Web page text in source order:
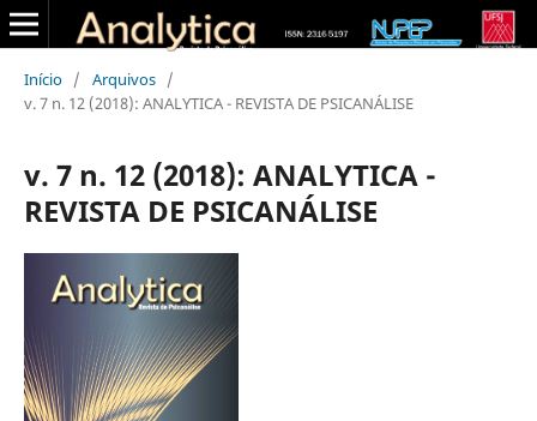
Início / Arquivos /
v. 7 n. 12 (2018): ANALYTICA - REVISTA DE PSICANÁLISE
v. 7 n. 12 (2018): ANALYTICA -
REVISTA DE PSICANÁLISE